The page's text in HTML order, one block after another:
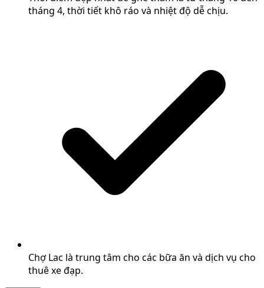
tháng 4, thời tiết khô ráo và nhiệt độ dễ chịu.
Chợ Lac là trung tâm cho các bữa ăn và dịch vụ cho
thuê xe đạp.